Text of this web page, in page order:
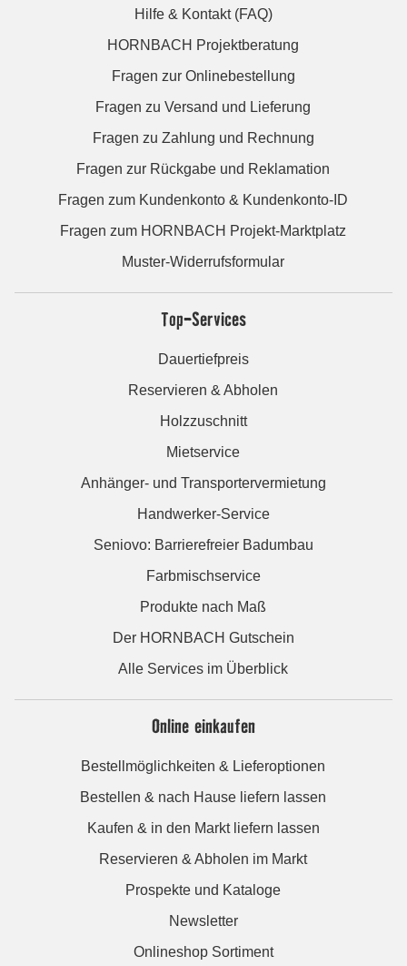
Hilfe & Kontakt (FAQ)
HORNBACH Projektberatung
Fragen zur Onlinebestellung
Fragen zu Versand und Lieferung
Fragen zu Zahlung und Rechnung
Fragen zur Rückgabe und Reklamation
Fragen zum Kundenkonto & Kundenkonto-ID
Fragen zum HORNBACH Projekt-Marktplatz
Muster-Widerrufsformular
Top-Services
Dauertiefpreis
Reservieren & Abholen
Holzzuschnitt
Mietservice
Anhänger- und Transportervermietung
Handwerker-Service
Seniovo: Barrierefreier Badumbau
Farbmischservice
Produkte nach Maß
Der HORNBACH Gutschein
Alle Services im Überblick
Online einkaufen
Bestellmöglichkeiten & Lieferoptionen
Bestellen & nach Hause liefern lassen
Kaufen & in den Markt liefern lassen
Reservieren & Abholen im Markt
Prospekte und Kataloge
Newsletter
Onlineshop Sortiment